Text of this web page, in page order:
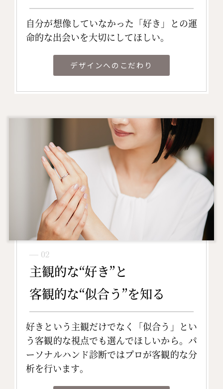
自分が想像していなかった「好き」との運
命的な出会いを大切にしてほしい。
デザインへのこだわり
― 02
主観的な“好き”と
客観的な“似合う”を知る
好きという主観だけでなく「似合う」とい
う客観的な視点でも選んでほしいから。パ
ーソナルハンド診断ではプロが客観的な分
析を行います。